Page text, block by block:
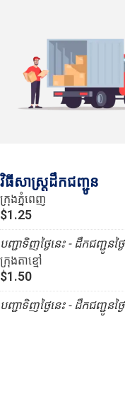
វិធីសាស្រ្តដឹកជញ្ជូន
ក្រុងភ្នំពេញ
$1.25
បញ្ជាទិញថ្ងៃនេះ - ដឹកជញ្ជូនថ្ង
ក្រុងតាខ្មៅ
$1.50
បញ្ជាទិញថ្ងៃនេះ - ដឹកជញ្ជូនថ្ង